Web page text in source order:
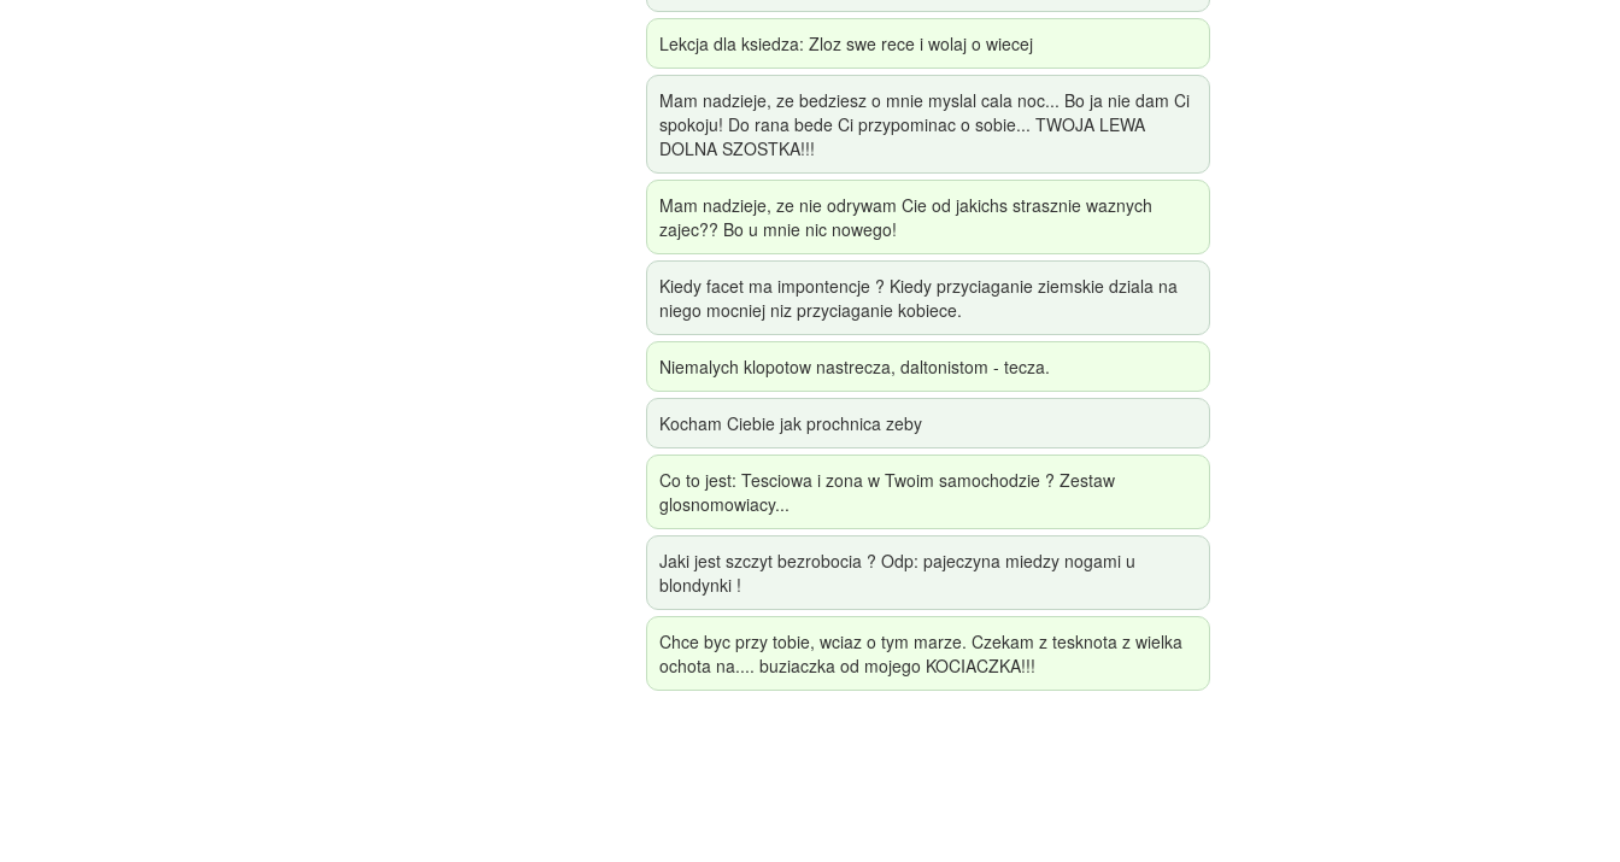
Lekcja dla ksiedza: Zloz swe rece i wolaj o wiecej
Mam nadzieje, ze bedziesz o mnie myslal cala noc... Bo ja nie dam Ci
spokoju! Do rana bede Ci przypominac o sobie... TWOJA LEWA
DOLNA SZOSTKA!!!
Mam nadzieje, ze nie odrywam Cie od jakichs strasznie waznych
zajec?? Bo u mnie nic nowego!
Kiedy facet ma impontencje ? Kiedy przyciaganie ziemskie dziala na
niego mocniej niz przyciaganie kobiece.
Niemalych klopotow nastrecza, daltonistom - tecza.
Kocham Ciebie jak prochnica zeby
Co to jest: Tesciowa i zona w Twoim samochodzie ? Zestaw
glosnomowiacy...
Jaki jest szczyt bezrobocia ? Odp: pajeczyna miedzy nogami u
blondynki !
Chce byc przy tobie, wciaz o tym marze. Czekam z tesknota z wielka
ochota na.... buziaczka od mojego KOCIACZKA!!!